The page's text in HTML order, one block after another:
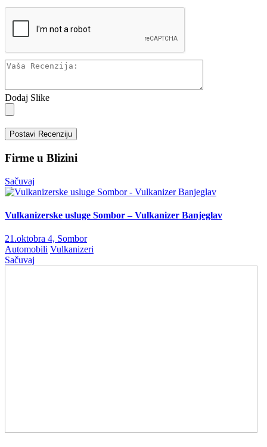
Dodaj Slike
Postavi Recenziju
Firme u Blizini
Sačuvaj
Vulkanizerske usluge Sombor – Vulkanizer Banjeglav
21.oktobra 4, Sombor
Automobili Vulkanizeri
Sačuvaj